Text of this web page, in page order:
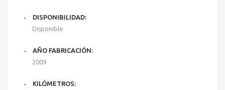
DISPONIBILIDAD:
Disponible
AÑO FABRICACIÓN:
2009
KILÓMETROS: